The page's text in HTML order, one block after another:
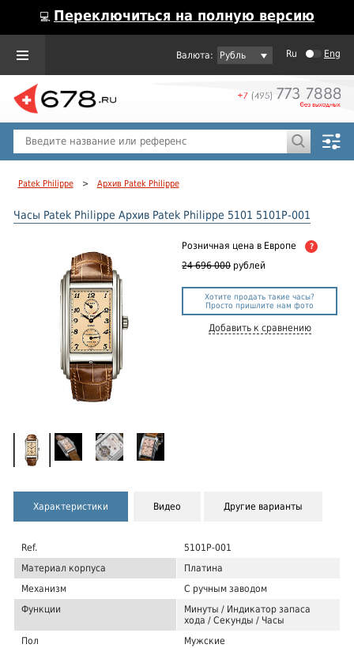
💻 Переключиться на полную версию
Рубль Ru Eng
Patek Philippe > Архив Patek Philippe
Часы Patek Philippe Архив Patek Philippe 5101 5101P-001
Розничная цена в Европе ?
24 696 000 рублей
Хотите продать такие часы?
Просто пришлите нам фото
Добавить к сравнению
Характеристики Видео Другие варианты
Ref.
5101P-001
Материал корпуса
Платина
Механизм
С ручным заводом
Функции
Минуты / Индикатор запаса
хода / Секунды / Часы
Пол
Мужские